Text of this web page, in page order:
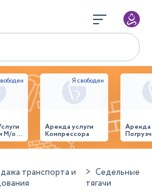
М/о г.
Аренда услуги
Компрессора
транспорта и
Седельные
тягачи